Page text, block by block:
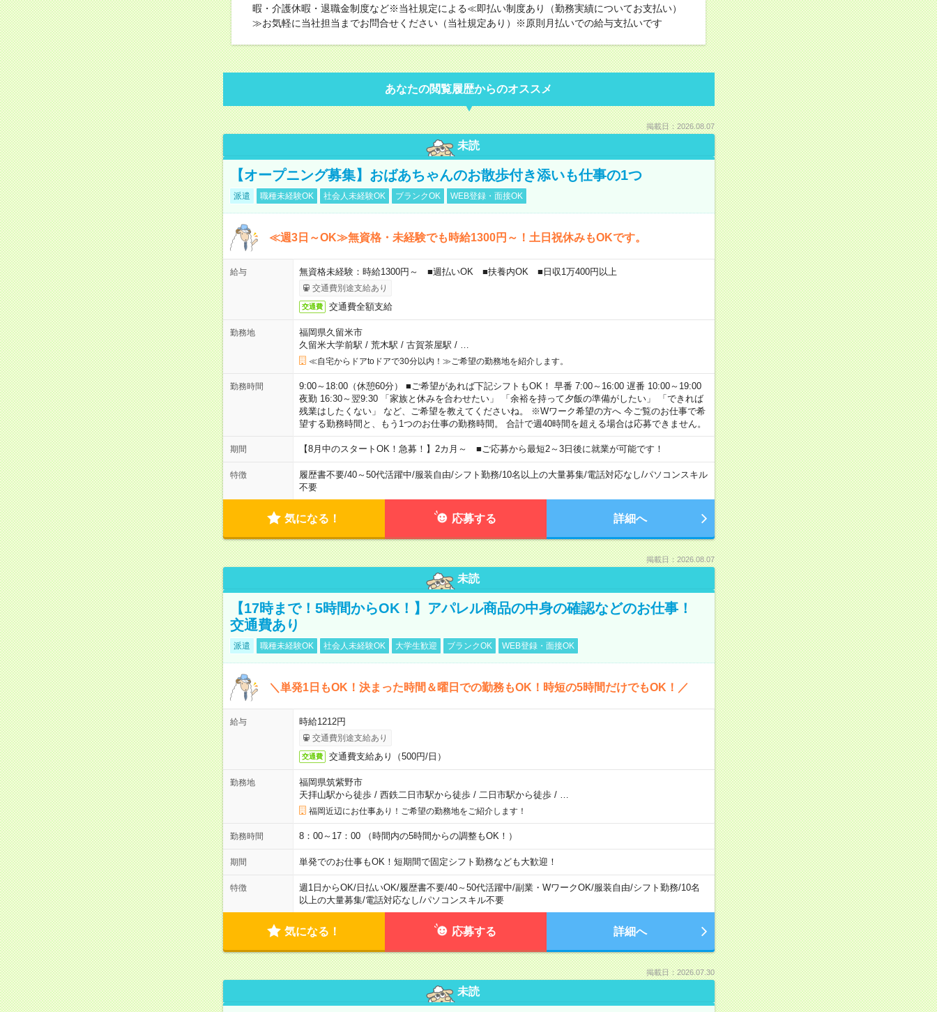
暇・介護休暇・退職金制度など※当社規定による≪即払い制度あり（勤務実績についてお支払い）
≫お気軽に当社担当までお問合せください（当社規定あり）※原則月払いでの給与支払いです
あなたの閲覧履歴からのオススメ
掲載日：2026.08.07
未読
【オープニング募集】おばあちゃんのお散歩付き添いも仕事の1つ
派遣 職種未経験OK 社会人未経験OK ブランクOK WEB登録・面接OK
≪週3日～OK≫無資格・未経験でも時給1300円～！土日祝休みもOKです。
給与 無資格未経験：時給1300円～ ■週払いOK ■扶養内OK ■日収1万400円以上
交通費別途支給あり
交通費 交通費全額支給
勤務地
福岡県久留米市
久留米大学前駅 / 荒木駅 / 古賀茶屋駅 /
≪自宅からドアtoドアで30分以内！≫ご希望の勤務地を紹介します。
勤務時間
9:00～18:00（休憩60分） ■ご希望があれば下記シフトもOK！ 早番 7:00～16:00 遅番 10:00～19:00
夜勤 16:30～翌9:30 「家族と休みを合わせたい」 「余裕を持って夕飯の準備がしたい」 「できれば
残業はしたくない」 など、ご希望を教えてくださいね。 ※Wワーク希望の方へ 今ご覧のお仕事で希
望する勤務時間と、もう1つのお仕事の勤務時間。 合計で週40時間を超える場合は応募できません。
期間 【8月中のスタートOK！急募！】2カ月～ ■ご応募から最短2～3日後に就業が可能です！
特徴 履歴書不要/40～50代活躍中/服装自由/シフト勤務/10名以上の大量募集/電話対応なし/パソコンスキル
不要
気になる！ 応募する 詳細へ
掲載日：2026.08.07
未読
【17時まで！5時間からOK！】アパレル商品の中身の確認などのお仕事！
交通費あり
派遣 職種未経験OK 社会人未経験OK 大学生歓迎 ブランクOK WEB登録・面接OK
＼単発1日もOK！決まった時間＆曜日での勤務もOK！時短の5時間だけでもOK！／
給与 時給1212円
交通費別途支給あり
交通費 交通費支給あり（500円/日）
勤務地
福岡県筑紫野市
天拝山駅から徒歩/ 西鉄二日市駅から徒歩/ 二日市駅から徒歩/
福岡近辺にお仕事あり！ご希望の勤務地をご紹介します！
勤務時間 8：00～17：00 （時間内の5時間からの調整もOK！）
期間 単発でのお仕事もOK！短期間で固定シフト勤務なども大歓迎！
特徴 週1日からOK/日払いOK/履歴書不要/40～50代活躍中/副業・WワークOK/服装自由/シフト勤務/10名
以上の大量募集/電話対応なし/パソコンスキル不要
気になる！ 応募する 詳細へ
掲載日：2026.07.30
未読